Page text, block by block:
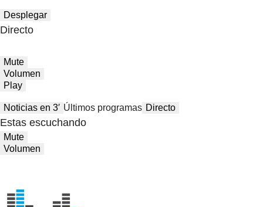
Desplegar
Directo
Mute
Volumen
Play
Noticias en 3′ Últimos programas Directo
Estas escuchando
Mute
Volumen